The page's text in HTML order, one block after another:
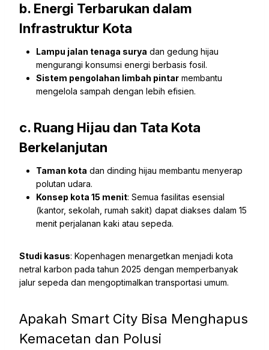
b. Energi Terbarukan dalam
Infrastruktur Kota
Lampu jalan tenaga surya dan gedung hijau
mengurangi konsumsi energi berbasis fosil.
Sistem pengolahan limbah pintar membantu
mengelola sampah dengan lebih efisien.
c. Ruang Hijau dan Tata Kota
Berkelanjutan
Taman kota dan dinding hijau membantu menyerap
polutan udara.
Konsep kota 15 menit: Semua fasilitas esensial
(kantor, sekolah, rumah sakit) dapat diakses dalam 15
menit perjalanan kaki atau sepeda.
Studi kasus: Kopenhagen menargetkan menjadi kota
netral karbon pada tahun 2025 dengan memperbanyak
jalur sepeda dan mengoptimalkan transportasi umum.
Apakah Smart City Bisa Menghapus
Kemacetan dan Polusi